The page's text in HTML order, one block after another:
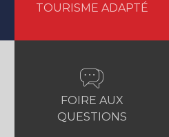
TOURISME ADAPTÉ
FOIRE AUX
QUESTIONS